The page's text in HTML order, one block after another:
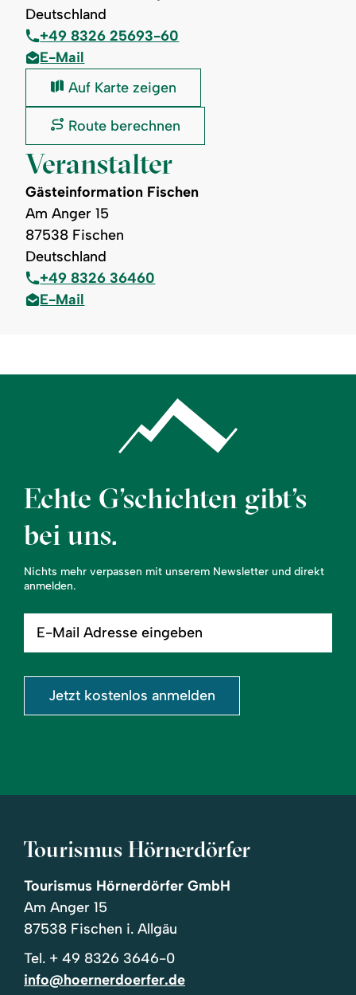
Deutschland
+49 8326 25693-60
E-Mail
Fiskina
Events:
Auf Karte zeigen
Fiskina
Schöll's
Events:
Route berechnen
Veranstalter
Gästeinformation Fischen
Am Anger 15
87538 Fischen
Deutschland
+49 8326 36460
E-Mail
Echte G’schichten gibt’s
bei uns.
Nichts mehr verpassen mit unserem Newsletter und direkt
anmelden.
Mail
eingeben
Jetzt kostenlos anmelden
Tourismus Hörnerdörfer
Tourismus Hörnerdörfer GmbH
Am Anger 15
87538 Fischen i. Allgäu
Tel. + 49 8326 3646-0
info@hoernerdoerfer.de